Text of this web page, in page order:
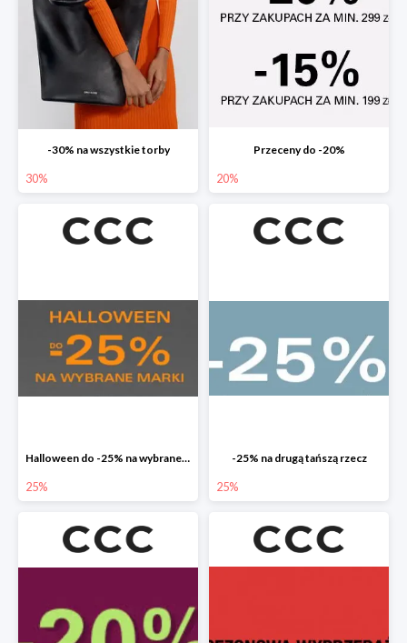
-30% na wszystkie torby
30%
Przeceny do -20%
20%
Halloween do -25% na wybrane marki
25%
-25% na drugą tańszą rzecz
25%